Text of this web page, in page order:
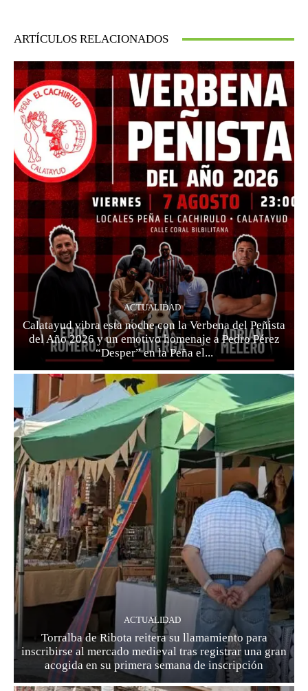
ARTÍCULOS RELACIONADOS
ACTUALIDAD
Calatayud vibra esta noche con la Verbena del Peñista
del Año 2026 y un emotivo homenaje a Pedro Pérez
“Desper” en la Peña el...
ACTUALIDAD
Torralba de Ribota reitera su llamamiento para
inscribirse al mercado medieval tras registrar una gran
acogida en su primera semana de inscripción